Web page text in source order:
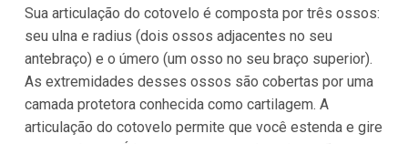
Sua articulação do cotovelo é composta por três ossos:
seu ulna e radius (dois ossos adjacentes no seu
antebraço) e o úmero (um osso no seu braço superior).
As extremidades desses ossos são cobertas por uma
camada protetora conhecida como cartilagem. A
articulação do cotovelo permite que você estenda e gire